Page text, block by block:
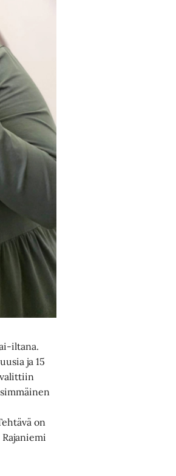
iltana.
ja 15
valittiin
on